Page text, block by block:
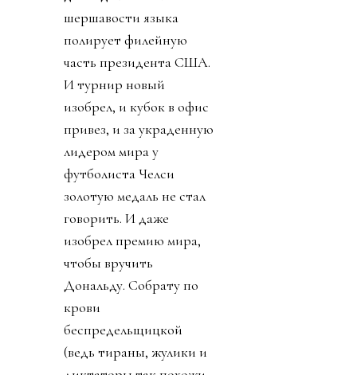
шершавости языка
полирует филейную
часть президента США.
И турнир новый
изобрел, и кубок в офис
привез, и за украденную
лидером мира у
футболиста Челси
золотую медаль не стал
говорить. И даже
изобрел премию мира,
чтобы вручить
Дональду. Собрату по
крови
беспредельщицкой
(ведь тираны, жулики и